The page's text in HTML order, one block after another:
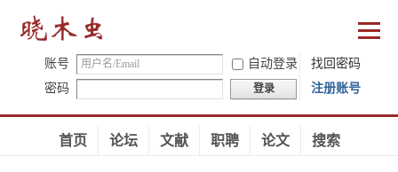
账号 自动登录
找回密码
密码
登录 注册账号
首页 论坛 文献 职聘 论文 搜索